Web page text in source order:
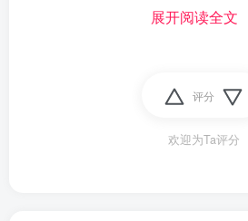
快速使用步骤（论坛教程简化版
并绑定 Midjourney 订阅（基础
展开阅读全文
评分
欢迎为Ta评分